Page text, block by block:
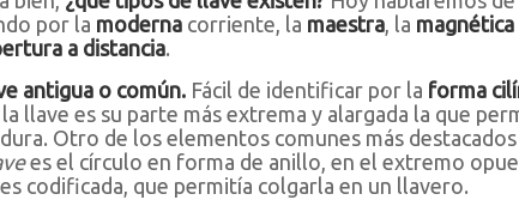
por la moderna corriente, la maestra , la magnética
a distancia.
antigua o común. Fácil de identificar por la forma
llave es su parte más extrema y alargada la que
Otro de los elementos comunes más
es el círculo en forma de anillo, en el extremo
codificada, que permitía colgarla en un llavero.